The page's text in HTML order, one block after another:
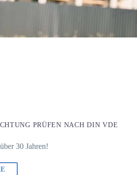
PRÜFEN NACH DIN VDE
30 Jahren!